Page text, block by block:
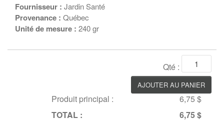
Fournisseur : Jardin Santé
Provenance : Québec
Unité de mesure : 240 gr
Qté :
Produit principal :
6,75 $
TOTAL :
6,75 $